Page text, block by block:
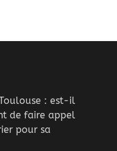
: est-il
de faire appel
pour sa